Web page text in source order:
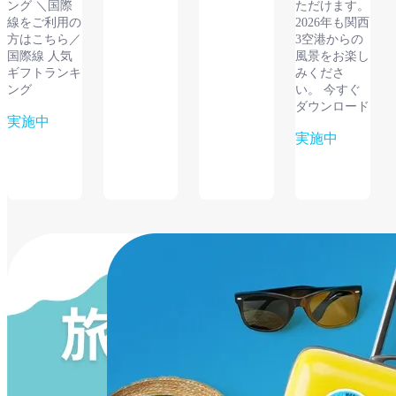
ング ＼国際
線をご利用の
方はこちら／
国際線 人気
ギフトランキ
ング
実施中
ただけます。
2026年も関西
3空港からの
風景をお楽し
みくださ
い。 今すぐ
ダウンロード
実施中